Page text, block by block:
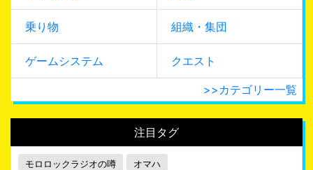
乗り物 組織・集団
ゲームシステム クエスト
>>カテゴリー一覧
注目タグ
モロロックラジオの噂 オマハ